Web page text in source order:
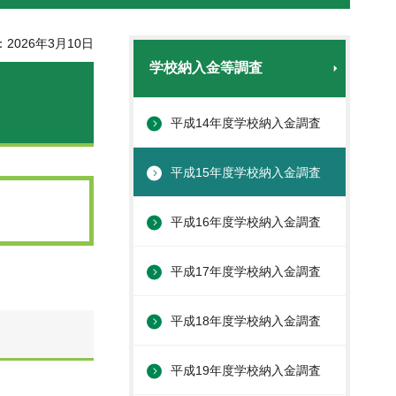
2026年3月10日
学校納入金等調査
平成14年度学校納入金調査
平成15年度学校納入金調査
平成16年度学校納入金調査
平成17年度学校納入金調査
平成18年度学校納入金調査
平成19年度学校納入金調査